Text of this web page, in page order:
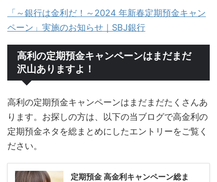
「～銀行は金利だ！～2024 年新春定期預金キャン
ペーン」実施のお知らせ｜SBJ銀行
高利の定期預金キャンペーンはまだまだ
沢山ありますよ！
高利の定期預金キャンペーンはまだまだたくさんあ
ります。お探しの方は、以下の当ブログで高金利の
定期預金ネタを総まとめにしたエントリーをご覧く
ださい。
定期預金 高金利キャンペーン総ま